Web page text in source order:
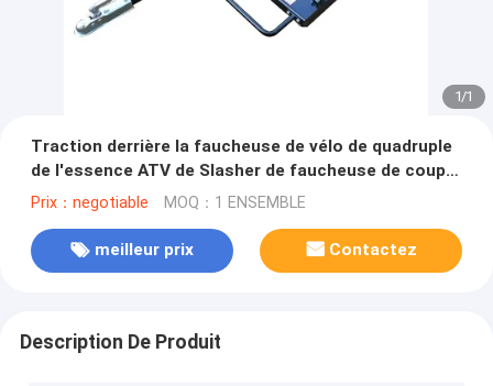
1/1
Traction derrière la faucheuse de vélo de quadruple
de l'essence ATV de Slasher de faucheuse de coupe
de finition d'ATV
Prix：negotiable MOQ：1 ENSEMBLE
meilleur prix Contactez
Description De Produit